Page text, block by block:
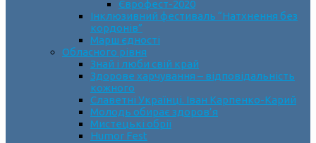
Єврофест-2020
Інклюзивний фестиваль “Натхнення без
кордонів”
Марш єдності
Обласного рівня
Знай і люби свій край
Здорове харчування – відповідальність
кожного
Славетні Українці. Іван Карпенко-Карий
Молодь обирає здоров’я
Мистецькі обрії
Humor Fest